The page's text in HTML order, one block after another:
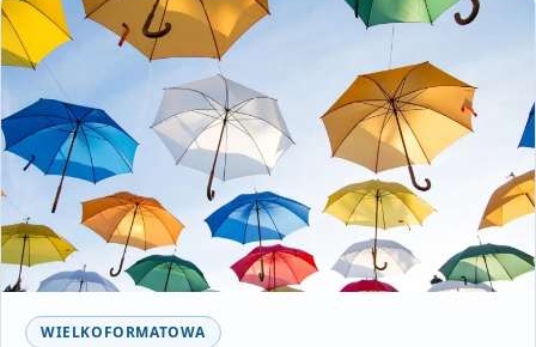
WIELKOFORMATOWA